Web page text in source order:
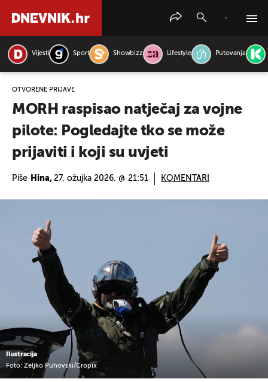
Vijesti Sport Showbizz Lifestyle Putovanja
OTVORENE PRIJAVE
MORH raspisao natječaj za vojne
pilote: Pogledajte tko se može
prijaviti i koji su uvjeti
Piše Hina, 27. ožujka 2026. @ 21:51 KOMENTARI
Ilustracija
Foto: Zeljko Puhovski/Cropix
PRETRAŽITE VIJESTI